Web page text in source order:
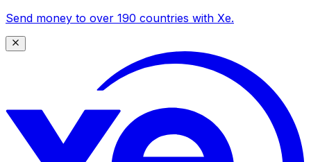
Send money to over 190 countries with Xe.